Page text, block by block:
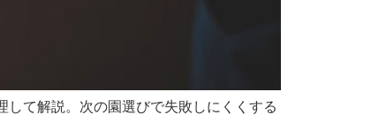
て解説。次の園選びで失敗しにくくする